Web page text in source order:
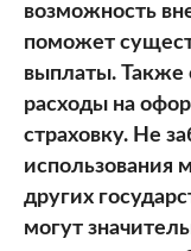
возможность
поможет
выплаты. Также
расходы на
страховку. Не
использования
других
могут